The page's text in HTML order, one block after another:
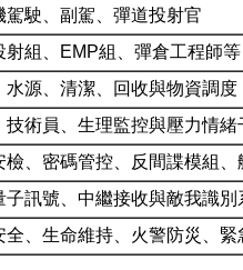
駕駛、副駕、彈道投射官
射組、EMP組、彈倉工程師等
水源、清潔、回收與物資調度
技術員、生理監控與壓力情緒
檢、密碼管控、反間諜模組、
子訊號、中繼接收與敵我識別
全、生命維持、火警防災、